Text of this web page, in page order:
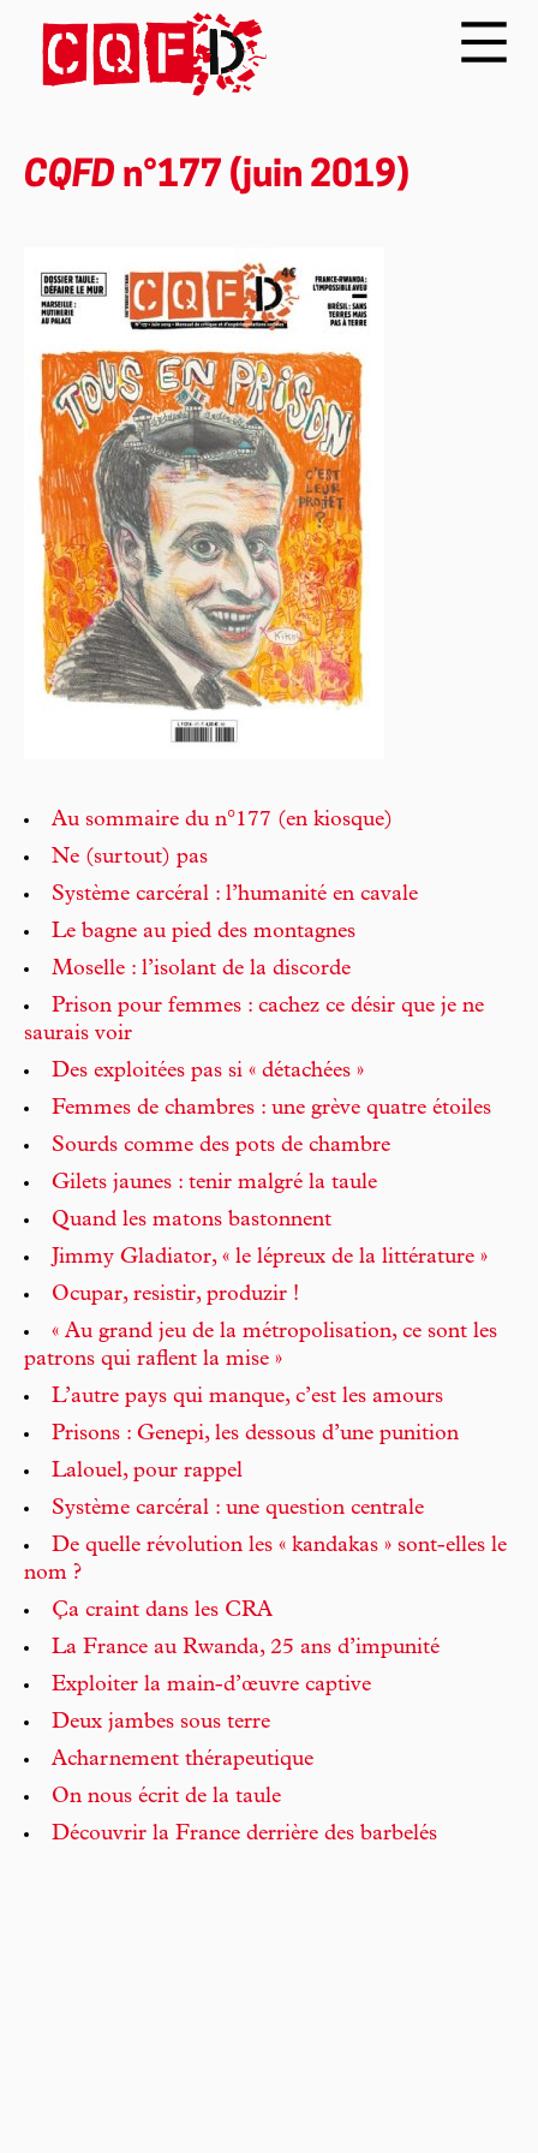
CQFD n°177 (juin 2019)
Au sommaire du n°177 (en kiosque)
Ne (surtout) pas
Système carcéral : l’humanité en cavale
Le bagne au pied des montagnes
Moselle : l’isolant de la discorde
Prison pour femmes : cachez ce désir que je ne
saurais voir
Des exploitées pas si « détachées »
Femmes de chambres : une grève quatre étoiles
Sourds comme des pots de chambre
Gilets jaunes : tenir malgré la taule
Quand les matons bastonnent
Jimmy Gladiator, « le lépreux de la littérature »
Ocupar, resistir, produzir !
« Au grand jeu de la métropolisation, ce sont les
patrons qui raflent la mise »
L’autre pays qui manque, c’est les amours
Prisons : Genepi, les dessous d’une punition
Lalouel, pour rappel
Système carcéral : une question centrale
De quelle révolution les « kandakas » sont-elles le
nom ?
Ça craint dans les CRA
La France au Rwanda, 25 ans d’impunité
Exploiter la main-d’œuvre captive
Deux jambes sous terre
Acharnement thérapeutique
On nous écrit de la taule
Découvrir la France derrière des barbelés